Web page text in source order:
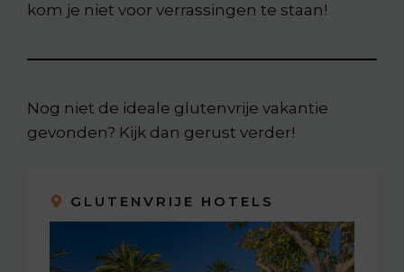
kom je niet voor verrassingen te staan!
Nog niet de ideale glutenvrije vakantie
gevonden? Kijk dan gerust verder!
GLUTENVRIJE HOTELS